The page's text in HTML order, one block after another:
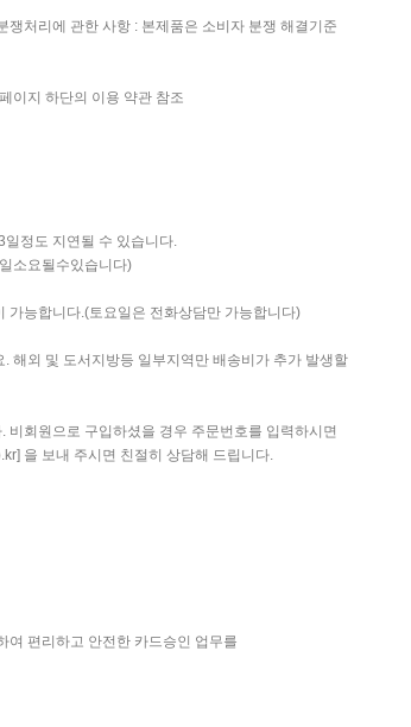
처리에 관한 사항 : 본제품은 소비자 분쟁 해결기준
이지 하단의 이용 약관 참조
정도 지연될 수 있습니다.
소요될수있습니다)
가능합니다.(토요일은 전화상담만 가능합니다)
해외 및 도서지방등 일부지역만 배송비가 추가 발생할
회원으로 구입하셨을 경우 주문번호를 입력하시면
을 보내 주시면 친절히 상담해 드립니다.
여 편리하고 안전한 카드승인 업무를